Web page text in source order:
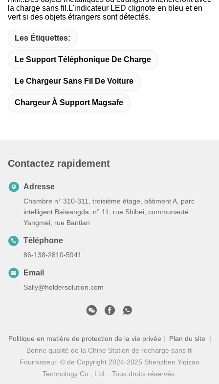
la charge sans fil. L'indicateur LED clignote en bleu et en
vert si des objets étrangers sont détectés.
Les Étiquettes:
Le Support Téléphonique De Charge
Le Chargeur Sans Fil De Voiture
Chargeur À Support Magsafe
Contactez rapidement
Adresse
Chambre n° 310-311, troisième étage, bâtiment A, parc
intelligent Baiwangda, n° 11, rue Shibei, communauté
Yangmei, rue Bantian
Téléphone
86-138-2810-5941
Email
Sally@holdersolution.com
Politique en matière de protection de la vie privée | Plan du site |
Bonne qualité de la Chine Station de recharge sans fil
Fournisseur. © de Copyright 2024-2025 Shenzhen Yiqizao
Technology Co., Ltd. . Tous droits réservés.